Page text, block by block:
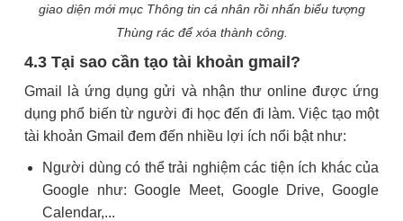
giao diện mới mục Thông tin cá nhân rồi nhấn biểu tượng
Thùng rác để xóa thành công.
4.3 Tại sao cần tạo tài khoản gmail?
Gmail là ứng dụng gửi và nhận thư online được ứng
dụng phổ biến từ người đi học đến đi làm. Việc tạo một
tài khoản Gmail đem đến nhiều lợi ích nổi bật như:
Người dùng có thể trải nghiệm các tiện ích khác của
Google như: Google Meet, Google Drive, Google
Calendar,...